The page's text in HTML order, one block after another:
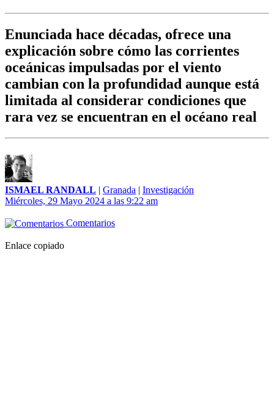
Enunciada hace décadas, ofrece una
explicación sobre cómo las corrientes
oceánicas impulsadas por el viento
cambian con la profundidad aunque está
limitada al considerar condiciones que
rara vez se encuentran en el océano real
ISMAEL RANDALL | Granada | Investigación
Miércoles, 29 Mayo 2024 a las 9:22 am
Comentarios
Enlace copiado